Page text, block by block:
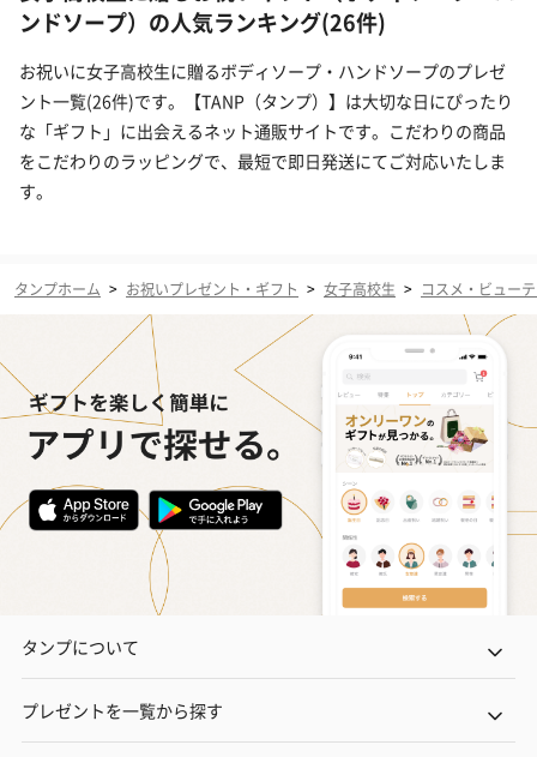
ンドソープ）の人気ランキング(26件)
お祝いに女子高校生に贈るボディソープ・ハンドソープのプレゼ
ント一覧(26件)です。【TANP（タンプ）】は大切な日にぴったり
な「ギフト」に出会えるネット通販サイトです。こだわりの商品
をこだわりのラッピングで、最短で即日発送にてご対応いたしま
す。
タンプホーム > お祝いプレゼント・ギフト > 女子高校生 > コスメ・ビュー
タンプについて
プレゼントを一覧から探す